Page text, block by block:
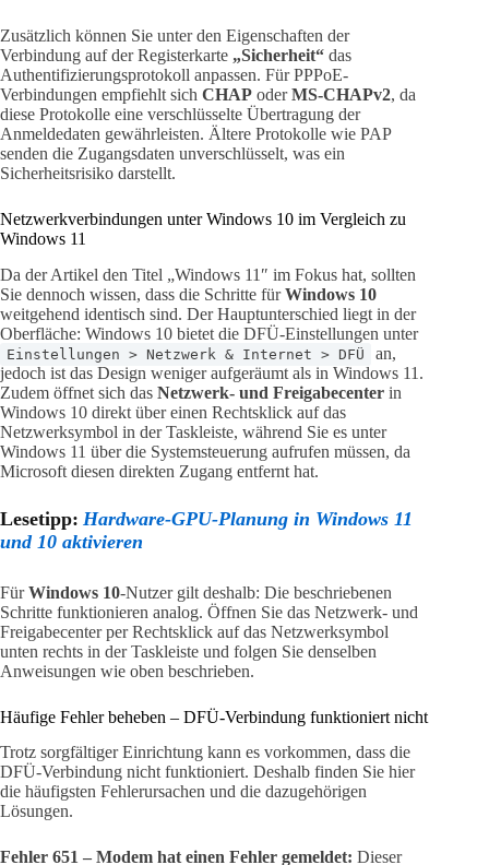
Zusätzlich können Sie unter den Eigenschaften der
Verbindung auf der Registerkarte „Sicherheit“ das
Authentifizierungsprotokoll anpassen. Für PPPoE-
Verbindungen empfiehlt sich CHAP oderMS-CHAPv2, da
diese Protokolle eine verschlüsselte Übertragung der
Anmeldedaten gewährleisten. Ältere Protokolle wie PAP
senden die Zugangsdaten unverschlüsselt, was ein
Sicherheitsrisiko darstellt.
Netzwerkverbindungen unter Windows 10 im Vergleich zu
Windows 11
Da der Artikel den Titel „Windows 11″ im Fokus hat, sollten
Sie dennoch wissen, dass die Schritte fürWindows 10
weitgehend identisch sind. Der Hauptunterschied liegt in der
Oberfläche: Windows 10 bietet die DFÜ-Einstellungen unter
Einstellungen > Netzwerk & Internet > DFÜ
an,
jedoch ist das Design weniger aufgeräumt als in Windows 11.
Zudem öffnet sich das Netzwerk- und Freigabecenter in
Windows 10 direkt über einen Rechtsklick auf das
Netzwerksymbol in der Taskleiste, während Sie es unter
Windows 11 über die Systemsteuerung aufrufen müssen, da
Microsoft diesen direkten Zugang entfernt hat.
Lesetipp: Hardware-GPU-Planung in Windows 11
und 10 aktivieren
FürWindows 10-Nutzer gilt deshalb: Die beschriebenen
Schritte funktionieren analog. Öffnen Sie das Netzwerk- und
Freigabecenter per Rechtsklick auf das Netzwerksymbol
unten rechts in der Taskleiste und folgen Sie denselben
Anweisungen wie oben beschrieben.
Häufige Fehler beheben – DFÜ-Verbindung funktioniert nicht
Trotz sorgfältiger Einrichtung kann es vorkommen, dass die
DFÜ-Verbindung nicht funktioniert. Deshalb finden Sie hier
die häufigsten Fehlerursachen und die dazugehörigen
Lösungen.
Fehler 651 – Modem hat einen Fehler gemeldet: Dieser